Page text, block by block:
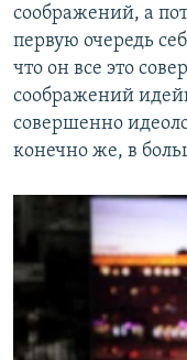
соображений, а
первую очередь
что он все это
соображений
совершенно
конечно же, в